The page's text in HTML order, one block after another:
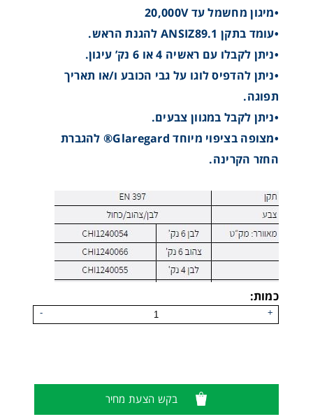
•מיגון מחשמל עד 20,000V
•עומד בתקן ANSIZ89.1 להגנת הראש.
•ניתן לקבלו עם ראשיה 4 או 6 נק’ עיגון.
•ניתן להדפיס לוגו על גבי הכובע ו/או תאריך
תפוגה.
•ניתן לקבל במגוון צבעים.
•מצופה בציפוי מיוחד Glaregard® להגברת
החזר הקרינה.
כמות:
+
-
בקש הצעת מחיר
LH250 - קסדת טיסה Helicopter Helmet – MSA